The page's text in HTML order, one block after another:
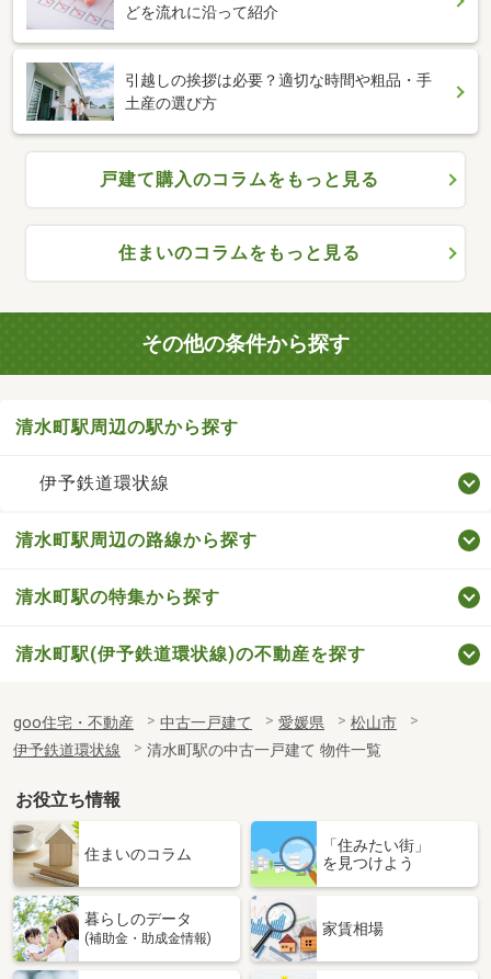
どを流れに沿って紹介
引越しの挨拶は必要？適切な時間や粗品・手
土産の選び方
戸建て購入のコラムをもっと見る
住まいのコラムをもっと見る
その他の条件から探す
清水町駅周辺の駅から探す
伊予鉄道環状線
清水町駅周辺の路線から探す
清水町駅の特集から探す
清水町駅(伊予鉄道環状線)の不動産を探す
goo住宅・不動産 中古一戸建て 愛媛県
松山市
伊予鉄道環状線
清水町駅の中古一戸建て 物件一覧
お役立ち情報
住まいのコラム
「住みたい街」
を見つけよう
暮らしのデータ
(補助金・助成金情報)
家賃相場